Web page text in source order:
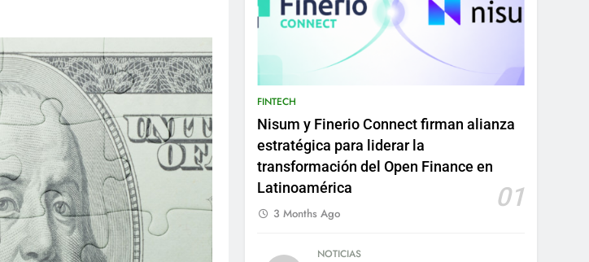
FINTECH
Nisum y Finerio Connect firman alianza
estratégica para liderar la
transformación del Open Finance en
Latinoamérica
01
3 Months Ago
NOTICIAS